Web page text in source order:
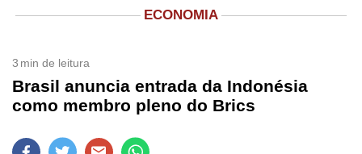
ECONOMIA
3 min de leitura
Brasil anuncia entrada da Indonésia
como membro pleno do Brics